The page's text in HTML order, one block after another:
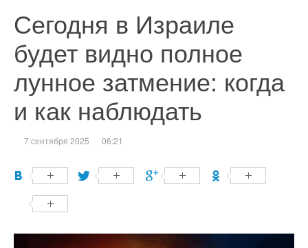
Сегодня в Израиле
будет видно полное
лунное затмение: когда
и как наблюдать
7 сентября 2025 06:21